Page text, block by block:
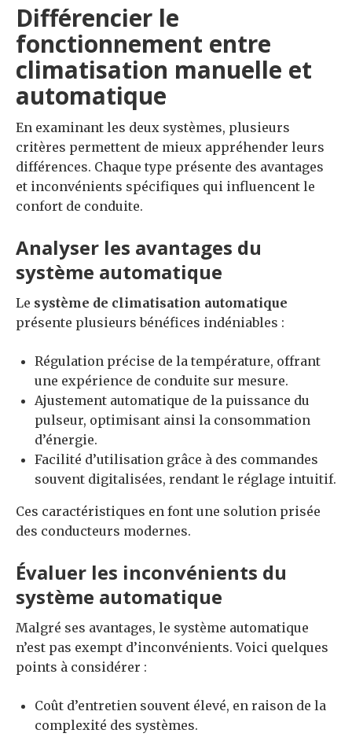
Différencier le
fonctionnement entre
climatisation manuelle et
automatique
En examinant les deux systèmes, plusieurs
critères permettent de mieux appréhender leurs
différences. Chaque type présente des avantages
et inconvénients spécifiques qui influencent le
confort de conduite.
Analyser les avantages du
système automatique
Le système de climatisation automatique
présente plusieurs bénéfices indéniables :
Régulation précise de la température, offrant
une expérience de conduite sur mesure.
Ajustement automatique de la puissance du
pulseur, optimisant ainsi la consommation
d’énergie.
Facilité d’utilisation grâce à des commandes
souvent digitalisées, rendant le réglage intuitif.
Ces caractéristiques en font une solution prisée
des conducteurs modernes.
Évaluer les inconvénients du
système automatique
Malgré ses avantages, le système automatique
n’est pas exempt d’inconvénients. Voici quelques
points à considérer :
Coût d’entretien souvent élevé, en raison de la
complexité des systèmes.